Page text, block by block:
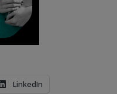
LinkedIn